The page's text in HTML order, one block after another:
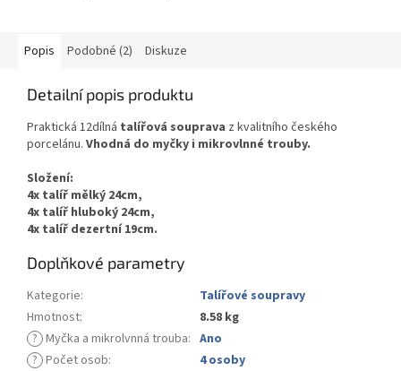
Popis Podobné (2) Diskuze
Detailní popis produktu
Praktická 12dílná talířová souprava z kvalitního českého
porcelánu. Vhodná do myčky i mikrovlnné trouby.
Složení:
4x talíř mělký 24cm,
4x talíř hluboký 24cm,
4x talíř dezertní 19cm.
Doplňkové parametry
Kategorie:
Talířové soupravy
Hmotnost:
8.58 kg
? Myčka a mikrolvnná trouba: Ano
? Počet osob:
4 osoby